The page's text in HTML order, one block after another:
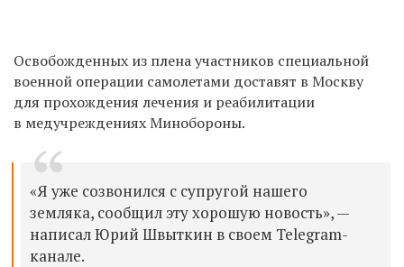
Освобожденных из плена участников специальной
военной операции самолетами доставят в Москву
для прохождения лечения и реабилитации
в медучреждениях Минобороны.
«Я уже созвонился с супругой нашего
земляка, сообщил эту хорошую новость», —
написал Юрий Швыткин в своем Telegram-
канале.